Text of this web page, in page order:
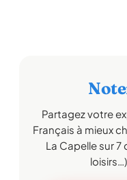
Partagez votre
Français à mieux
La Capelle sur